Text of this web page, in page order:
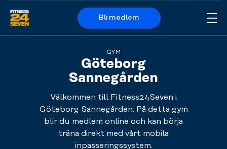
Logo
Bli medlem
GYM
Göteborg
Sannegården
Välkommen till Fitness24Seven i
Göteborg Sannegården. På detta gym
blir du medlem online och kan börja
träna direkt med vårt mobila
inpasseringssystem.